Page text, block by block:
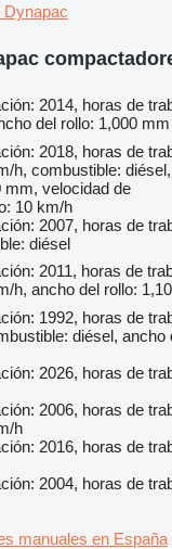
Dynapac
2014, horas de
del rollo: 1,000 mm
2018, horas de
h, combustible:
mm, velocidad de
10 km/h
2007, horas de
diésel
2011, horas de
h, ancho del rollo:
1992, horas de
diésel, ancho
2026, horas de
2006, horas de
h
2016, horas de
2004, horas de
manuales en España